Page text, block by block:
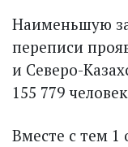
Наименьшую
переписи
и Северо-
155 779
Вместе с тем 1